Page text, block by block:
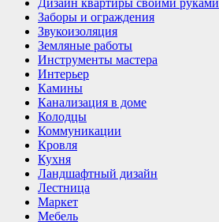
Дизайн квартиры своими руками
Заборы и ограждения
Звукоизоляция
Земляные работы
Инструменты мастера
Интерьер
Камины
Канализация в доме
Колодцы
Коммуникации
Кровля
Кухня
Ландшафтный дизайн
Лестница
Маркет
Мебель